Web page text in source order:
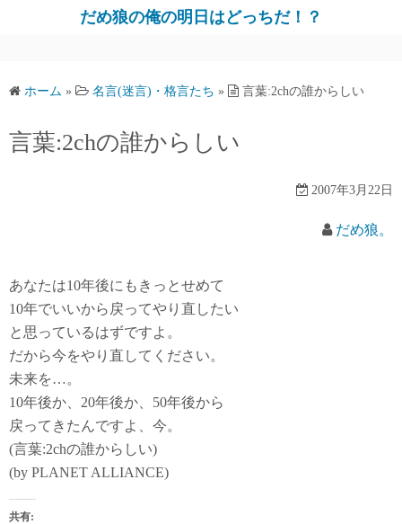
だめ狼の俺の明日はどっちだ！？
ホーム » 名言(迷言)・格言たち » 言葉:2chの誰からしい
言葉:2chの誰からしい
2007年3月22日
だめ狼。
あなたは10年後にもきっとせめて
10年でいいから戻ってやり直したい
と思っているはずですよ。
だから今をやり直してください。
未来を…。
10年後か、20年後か、50年後から
戻ってきたんですよ、今。
(言葉:2chの誰からしい)
(by PLANET ALLIANCE)
共有: